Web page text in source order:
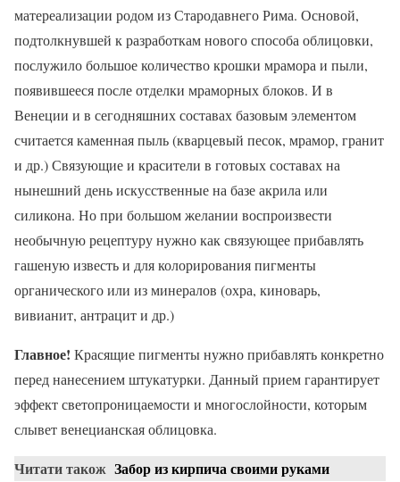
матереализации родом из Стародавнего Рима. Основой,
подтолкнувшей к разработкам нового способа облицовки,
послужило большое количество крошки мрамора и пыли,
появившееся после отделки мраморных блоков. И в
Венеции и в сегодняшних составах базовым элементом
считается каменная пыль (кварцевый песок, мрамор, гранит
и др.) Связующие и красители в готовых составах на
нынешний день искусственные на базе акрила или
силикона. Но при большом желании воспроизвести
необычную рецептуру нужно как связующее прибавлять
гашеную известь и для колорирования пигменты
органического или из минералов (охра, киноварь,
вивианит, антрацит и др.)
Главное! Красящие пигменты нужно прибавлять конкретно
перед нанесением штукатурки. Данный прием гарантирует
эффект светопроницаемости и многослойности, которым
слывет венецианская облицовка.
Читати також Забор из кирпича своими руками